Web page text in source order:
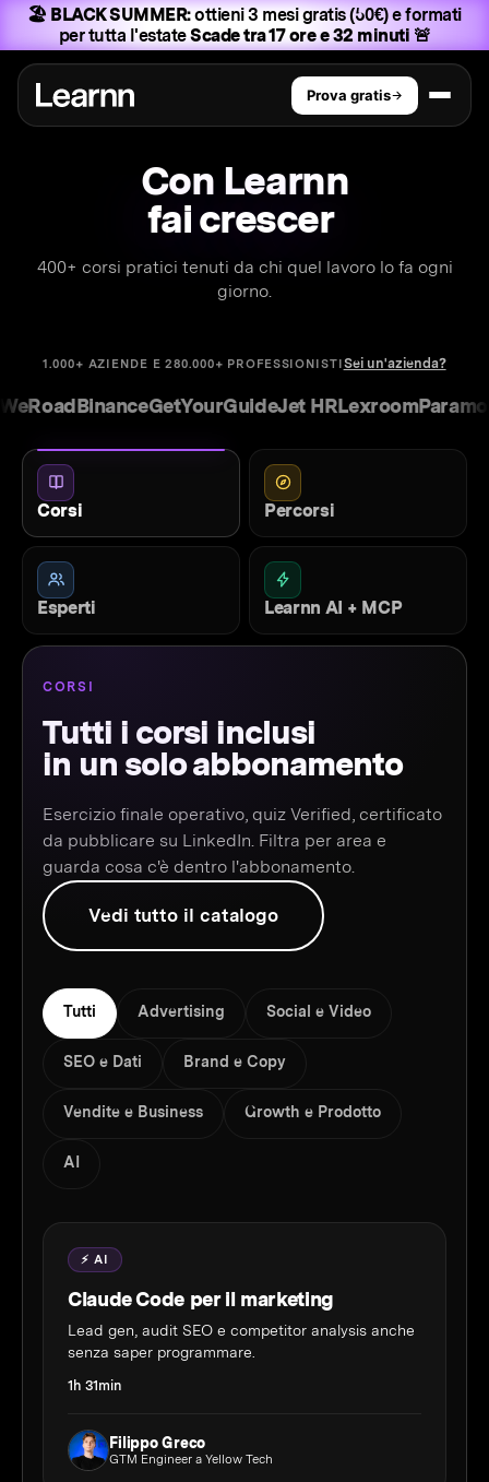
🏖️ BLACK SUMMER:ottieni 3 mesi gratis (50€) e formati
per tutta l'estateScade tra 17 ore e 32 minuti 🚨
Prova gratis
Con Learnn
fai crescere il tuo brand
400+ corsi pratici tenuti da chi quel lavoro lo fa ogni
giorno.
1.000+ AZIENDE E 280.000+ PROFESSIONISTISei un'azienda?
BinanceGetYourGuideJet HRLexroomParamount
Corsi Percorsi
Esperti Learnn AI + MCP
CORSI
Tutti i corsi inclusi
in un solo abbonamento
Esercizio finale operativo, quiz Verified, certificato
da pubblicare su LinkedIn. Filtra per area e
guarda cosa c'è dentro l'abbonamento.
Vedi tutto il catalogo
Tutti Advertising Social e Video
SEO e Dati Brand e Copy
Vendite e Business Growth e Prodotto
AI
⚡ AI
Claude Code per il marketing
Lead gen, audit SEO e competitor analysis anche
senza saper programmare.
1h 31min
Filippo Greco
GTM Engineer a Yellow Tech